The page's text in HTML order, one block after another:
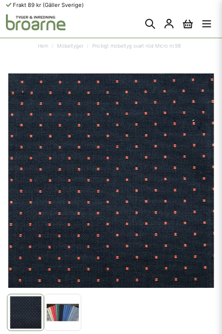
Frakt 89 kr (Gäller Sverige)
Hem Möbeltyger Prickigt möbeltyg svart-röd Micro nr.98